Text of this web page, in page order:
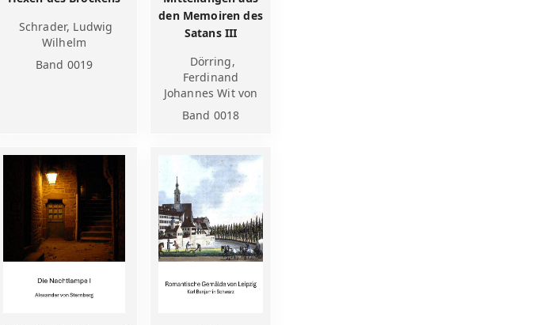
Schrader, Ludwig
Wilhelm
Band 0019
den Memoiren des
Satans III
Dörring,
Ferdinand
Johannes Wit von
Band 0018